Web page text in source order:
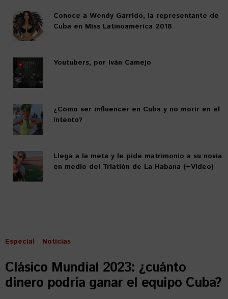
Conoce a Wendy Garrido, la representante de
Cuba en Miss Latinoamérica 2018
Youtubers, por Iván Camejo
¿Cómo ser influencer en Cuba y no morir en el
intento?
Llega a la meta y le pide matrimonio a su novia
en medio del Triatlón de La Habana (+Video)
Especial Noticias
Clásico Mundial 2023: ¿cuánto
dinero podría ganar el equipo Cuba?